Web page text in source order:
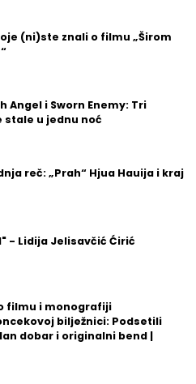
(ni)ste znali o filmu „Širom
Angel i Sworn Enemy: Tri
stale u jednu noć
reč: „Prah“ Hjua Hauija i kraj
- Lidija Jelisavčić Ćirić
filmu i monografiji
bilježnici: Podsetili
dobar i originalni bend |